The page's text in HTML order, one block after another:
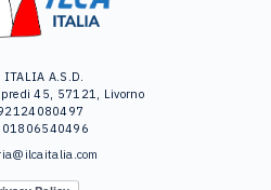
ITALIA A.S.D.
45, 57121, Livorno
01806540496